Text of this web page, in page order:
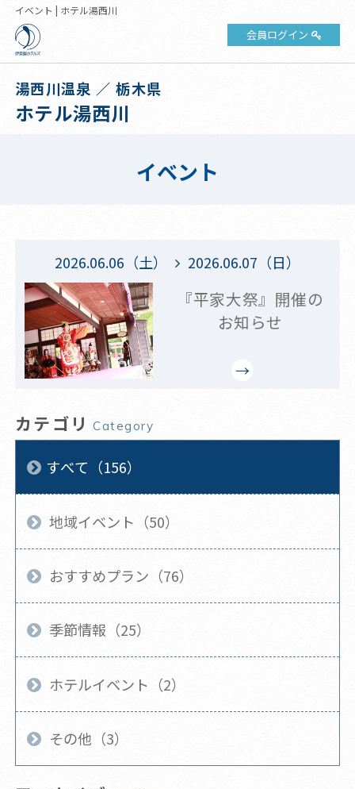
イベント | ホテル湯西川
会員ログイン
湯西川温泉 ／ 栃木県
ホテル湯西川
イベント
2026.06.06（土） 2026.06.07（日）
『平家大祭』開催の
お知らせ
カテゴリ Category
すべて（156）
地域イベント（50）
おすすめプラン（76）
季節情報（25）
ホテルイベント（2）
その他（3）